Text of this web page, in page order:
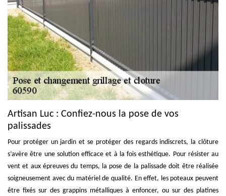
Artisan Luc : Confiez-nous la pose de vos
palissades
Pour protéger un jardin et se protéger des regards indiscrets, la clôture
s’avère être une solution efficace et à la fois esthétique. Pour résister au
vent et aux épreuves du temps, la pose de la palissade doit être réalisée
soigneusement avec du matériel de qualité. En effet, les poteaux peuvent
être fixés sur des grappins métalliques à enfoncer, ou sur des platines